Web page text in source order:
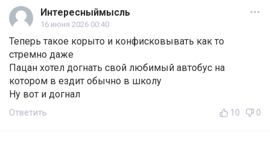
Интересныймысль
16 июня 2026 00:40
Теперь такое корыто и конфисковывать как то
стремно даже
Пацан хотел догнать свой любимый автобус на
котором в ездит обычно в школу
Ну вот и догнал
Ответить 10 0